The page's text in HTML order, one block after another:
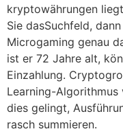
kryptowährungen
Sie dasSuchfeld,
Microgaming genau
ist er 72 Jahre alt,
Einzahlung.
Learning-
dies gelingt,
rasch summieren.